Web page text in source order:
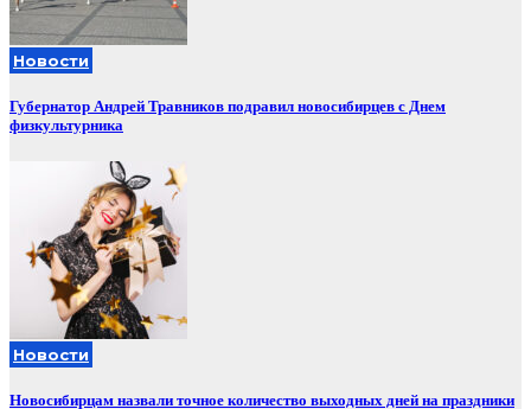
Новости
Губернатор Андрей Травников подравил новосибирцев с Днем
физкультурника
Новости
Новосибирцам назвали точное количество выходных дней на праздники